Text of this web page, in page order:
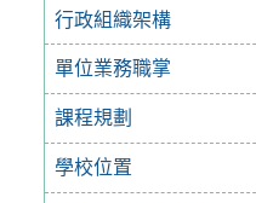
行政組織架構
單位業務職掌
課程規劃
學校位置